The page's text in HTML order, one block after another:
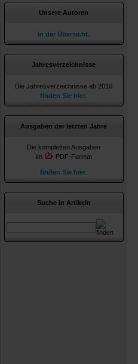
Unsere Autoren
in der Übersicht.
Jahresverzeichnisse
Die Jahresverzeichnisse ab 2010
finden Sie hier
Ausgaben der letzten Jahre
Die kompletten Ausgaben
im
PDF-Format
finden Sie hier
Suche in Artikeln